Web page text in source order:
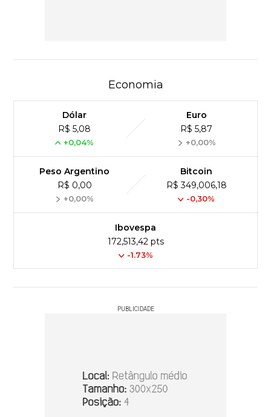
Economia
Dólar
R$ 5,08
+0,04%
Euro
R$ 5,87
+0,00%
Peso Argentino
R$ 0,00
+0,00%
Bitcoin
R$ 349,006,18
-0,30%
Ibovespa
172,513,42 pts
-1.73%
PUBLICIDADE